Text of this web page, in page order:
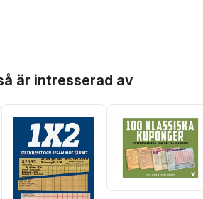
röster:
är intresserad av